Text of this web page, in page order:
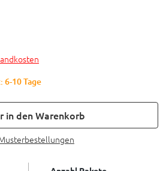
10 Tage
in den Warenkorb